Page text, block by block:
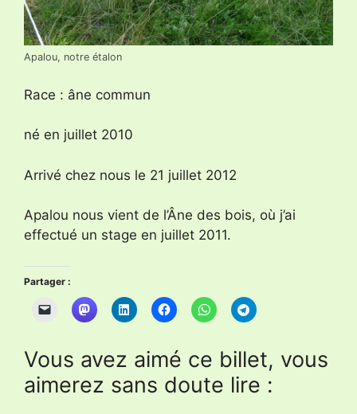
Apalou, notre étalon
Race : âne commun
né en juillet 2010
Arrivé chez nous le 21 juillet 2012
Apalou nous vient de l’Âne des bois, où j’ai
effectué un stage en juillet 2011.
Partager :
Vous avez aimé ce billet, vous
aimerez sans doute lire :